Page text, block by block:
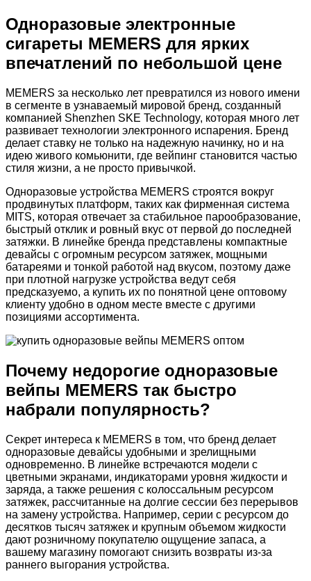
Одноразовые электронные
сигареты MEMERS для ярких
впечатлений по небольшой цене
MEMERS за несколько лет превратился из нового имени
в сегменте в узнаваемый мировой бренд, созданный
компанией Shenzhen SKE Technology, которая много лет
развивает технологии электронного испарения. Бренд
делает ставку не только на надежную начинку, но и на
идею живого комьюнити, где вейпинг становится частью
стиля жизни, а не просто привычкой.
Одноразовые устройства MEMERS строятся вокруг
продвинутых платформ, таких как фирменная система
MITS, которая отвечает за стабильное парообразование,
быстрый отклик и ровный вкус от первой до последней
затяжки. В линейке бренда представлены компактные
девайсы с огромным ресурсом затяжек, мощными
батареями и тонкой работой над вкусом, поэтому даже
при плотной нагрузке устройства ведут себя
предсказуемо, а купить их по понятной цене оптовому
клиенту удобно в одном месте вместе с другими
позициями ассортимента.
Почему недорогие одноразовые
вейпы MEMERS так быстро
набрали популярность?
Секрет интереса к MEMERS в том, что бренд делает
одноразовые девайсы удобными и зрелищными
одновременно. В линейке встречаются модели с
цветными экранами, индикаторами уровня жидкости и
заряда, а также решения с колоссальным ресурсом
затяжек, рассчитанные на долгие сессии без перерывов
на замену устройства. Например, серии с ресурсом до
десятков тысяч затяжек и крупным объемом жидкости
дают розничному покупателю ощущение запаса, а
вашему магазину помогают снизить возвраты из-за
раннего выгорания устройства.